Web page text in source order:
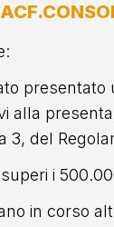
alla
del
i
in corso